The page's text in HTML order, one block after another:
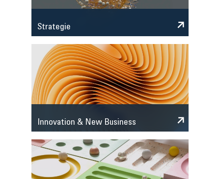
Strategie
Innovation & New Business